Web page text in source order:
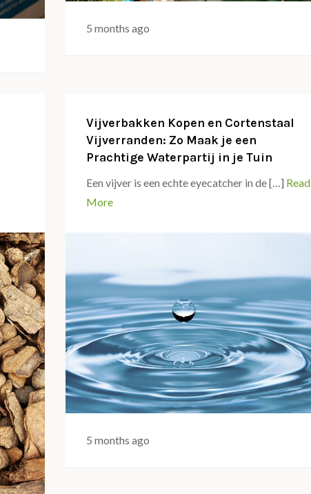
5 months ago
Vijverbakken Kopen en Cortenstaal
Vijverranden: Zo Maak je een
Prachtige Waterpartij in je Tuin
Een vijver is een echte eyecatcher in de […] Read
More
5 months ago